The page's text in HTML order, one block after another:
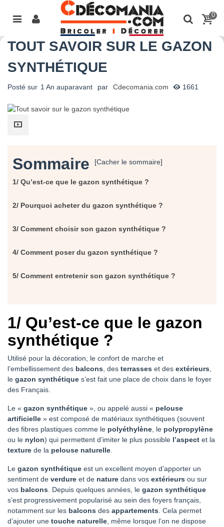
0
TOUT SAVOIR SUR LE GAZON
SYNTHÉTIQUE
Posté sur 1 An auparavant par Cdecomania.com 1661
Sommaire [Cacher le sommaire]
1/ Qu’est-ce que le gazon synthétique ?
2/ Pourquoi acheter du gazon synthétique ?
3/ Comment choisir son gazon synthétique ?
4/ Comment poser du gazon synthétique ?
5/ Comment entretenir son gazon synthétique ?
1/ Qu’est-ce que le gazon
synthétique ?
Utilisé pour la décoration, le confort de marche et
l’embellissement des balcons, des terrasses et des extérieurs,
le gazon synthétique s’est fait une place de choix dans le foyer
des Français.
Le « gazon synthétique », ou appelé aussi « pelouse
artificielle » est composé de matériaux synthétiques (souvent
des fibres plastiques comme le polyéthylène, le polypropylène
ou le nylon) qui permettent d’imiter le plus possible l’aspect et la
texture de la pelouse naturelle.
Le gazon synthétique est un excellent moyen d’apporter un
sentiment de verdure et de nature dans vos extérieurs ou sur
vos balcons. Depuis quelques années, le gazon synthétique
s’est progressivement popularisé au sein des foyers français,
notamment sur les balcons des appartements. Cela permet
d’ajouter une touche naturelle, même lorsque l’on ne dispose